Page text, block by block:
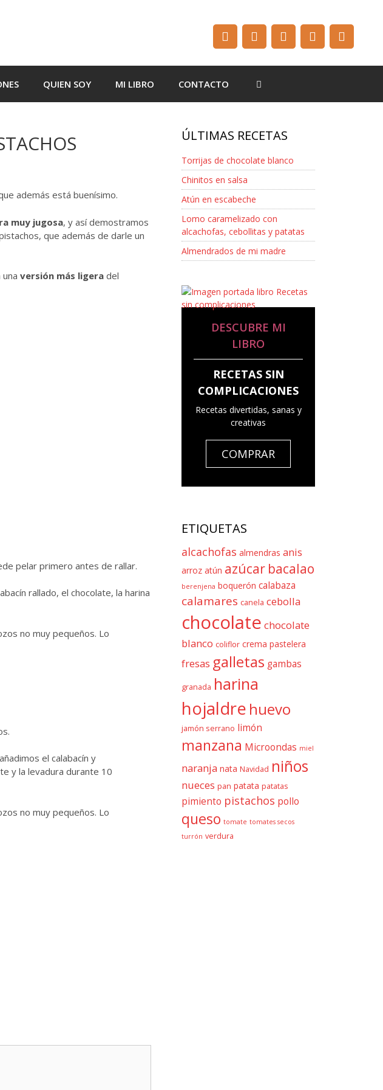
QUIEN SOY MI LIBRO CONTACTO
además está buenísimo.
muy jugosa, y así demostramos
que además de darle un
versión más ligera del
pelar primero antes de rallar.
rallado, el chocolate, la harina
no muy pequeños. Lo
el calabacín y
y la levadura durante 10
no muy pequeños. Lo
ÚLTIMAS RECETAS
Torrijas de chocolate blanco
Chinitos en salsa
Atún en escabeche
Lomo caramelizado con
alcachofas, cebollitas y patatas
Almendrados de mi madre
DESCUBRE MI
LIBRO
RECETAS SIN
COMPLICACIONES
Recetas divertidas, sanas y
creativas
COMPRAR
ETIQUETAS
alcachofas almendras anis
arroz atún azúcar bacalao
berenjena boquerón calabaza
calamares canela cebolla
chocolate chocolate
blanco coliflor crema pastelera
fresas galletas gambas
granada harina
hojaldre huevo
jamón serrano limón
manzana Microondas miel
naranja nata Navidad niños
nueces pan patata patatas
pimiento pistachos pollo
queso tomate tomates secos
turrón verdura